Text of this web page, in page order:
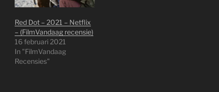
Red Dot – 2021 – Netflix
– (FilmVandaag recensie)
16 februari 2021
In "FilmVandaag
Recensies"